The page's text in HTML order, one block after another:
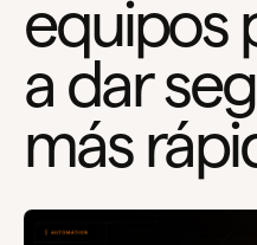
equipos
a dar
más